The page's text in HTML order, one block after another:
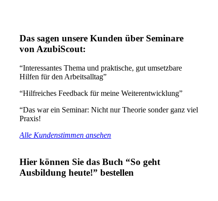
Das sagen unsere Kunden über Seminare
von AzubiScout:
“Interessantes Thema und praktische, gut umsetzbare
Hilfen für den Arbeitsalltag”
“Hilfreiches Feedback für meine Weiterentwicklung”
“Das war ein Seminar: Nicht nur Theorie sonder ganz viel
Praxis!
Alle Kundenstimmen ansehen
Hier können Sie das Buch “So geht
Ausbildung heute!” bestellen